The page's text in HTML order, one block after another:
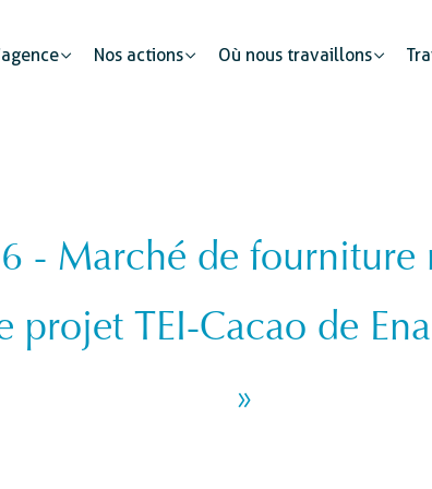
Partenariats publics
Le secteur privé :
Nos actions
Développement urbain
Où nous travaillons
- Marché de fourniture
projet TEI-Cacao de
»